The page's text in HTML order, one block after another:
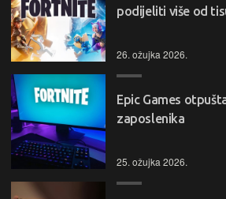
podijeliti više od
26. ožujka 2026.
Epic Games
zaposlenika
25. ožujka 2026.